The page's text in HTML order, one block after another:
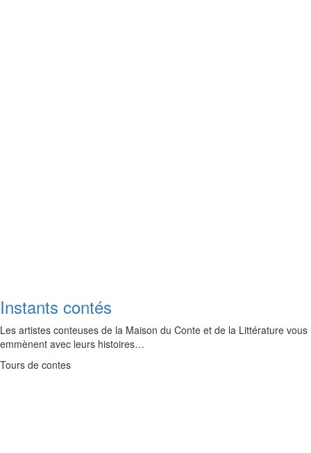
Instants contés
Les artistes conteuses de la Maison du Conte et de la Littérature vous
emmènent avec leurs histoires…
Tours de contes